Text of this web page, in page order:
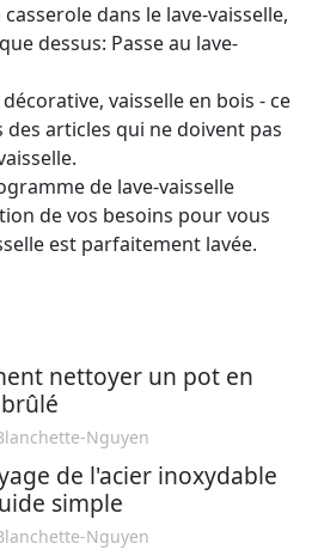
dans le lave-vaisselle,
dessus: Passe au lave-
vaisselle en bois - ce
articles qui ne doivent pas
de lave-vaisselle
de vos besoins pour vous
est parfaitement lavée.
nettoyer un pot en
Nguyen
de l'acier inoxydable
simple
Nguyen